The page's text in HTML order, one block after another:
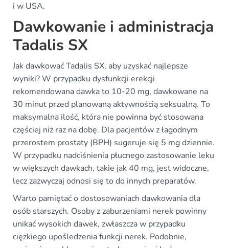
i w USA.
Dawkowanie i administracja
Tadalis SX
Jak dawkować Tadalis SX, aby uzyskać najlepsze
wyniki? W przypadku dysfunkcji erekcji
rekomendowana dawka to 10-20 mg, dawkowane na
30 minut przed planowaną aktywnością seksualną. To
maksymalna ilość, która nie powinna być stosowana
częściej niż raz na dobę. Dla pacjentów z łagodnym
przerostem prostaty (BPH) sugeruje się 5 mg dziennie.
W przypadku nadciśnienia płucnego zastosowanie leku
w większych dawkach, takie jak 40 mg, jest widoczne,
lecz zazwyczaj odnosi się to do innych preparatów.
Warto pamiętać o dostosowaniach dawkowania dla
osób starszych. Osoby z zaburzeniami nerek powinny
unikać wysokich dawek, zwłaszcza w przypadku
ciężkiego upośledzenia funkcji nerek. Podobnie,